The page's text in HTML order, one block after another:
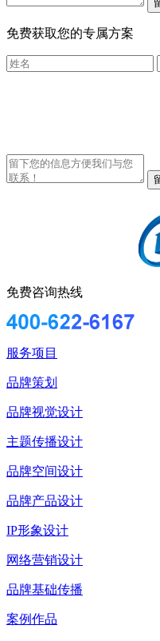
免费获取您的专属方案
免费咨询热线
服务项目
品牌策划
品牌视觉设计
主题传播设计
品牌空间设计
品牌产品设计
IP形象设计
网络营销设计
品牌基础传播
案例作品